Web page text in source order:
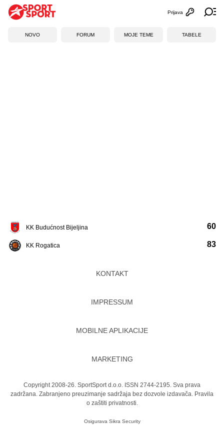
Otvori
Prijava
NOVO FORUM MOJE TEME TABELE
KK Budućnost Bijeljina
KK Rogatica
60
83
KONTAKT
IMPRESSUM
MOBILNE APLIKACIJE
MARKETING
Copyright 2008-26. SportSport d.o.o. ISSN 2744-2195. Sva prava
zadržana. Zabranjeno preuzimanje sadržaja bez dozvole izdavača. Pravila
o zaštiti privatnosti.
Osigurava Sikra Security